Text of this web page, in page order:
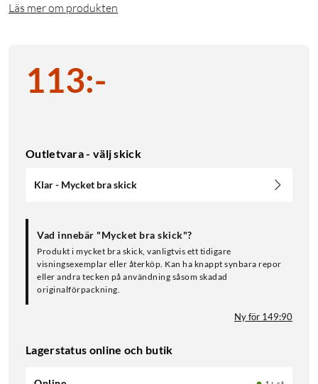
Läs mer om produkten
113:-
Outletvara - välj skick
Klar - Mycket bra skick
Vad innebär "Mycket bra skick"?
Produkt i mycket bra skick, vanligtvis ett tidigare
visningsexemplar eller återköp. Kan ha knappt synbara repor
eller andra tecken på användning såsom skadad
originalförpackning.
Ny för 149:90
Lagerstatus online och butik